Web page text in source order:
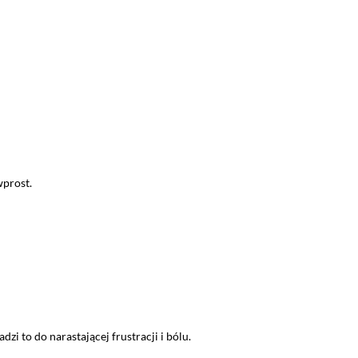
to do narastającej frustracji i bólu.